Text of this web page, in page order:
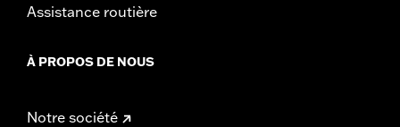
Assistance routière
À PROPOS DE NOUS
Notre société